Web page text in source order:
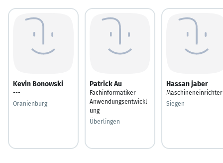
Kevin Bonowski
---
Oranienburg
Patrick Au
Fachinformatiker
Anwendungsentwickl
ung
Überlingen
Hassan jaber
Maschineneinrichter
Siegen